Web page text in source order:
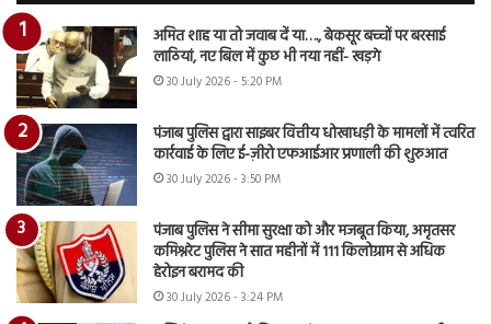
अमित शाह या तो जवाब दें या…., बेकसूर बच्चों पर बरसाई
लाठियां, नए बिल में कुछ भी नया नहीं- खड़गे
30 July 2026 - 5:20 PM
पंजाब पुलिस द्वारा साइबर वित्तीय धोखाधड़ी के मामलों में त्वरित
कार्रवाई के लिए ई-ज़ीरो एफआईआर प्रणाली की शुरुआत
30 July 2026 - 3:50 PM
पंजाब पुलिस ने सीमा सुरक्षा को और मजबूत किया, अमृतसर
कमिश्नरेट पुलिस ने सात महीनों में 111 किलोग्राम से अधिक
हेरोइन बरामद की
30 July 2026 - 3:24 PM